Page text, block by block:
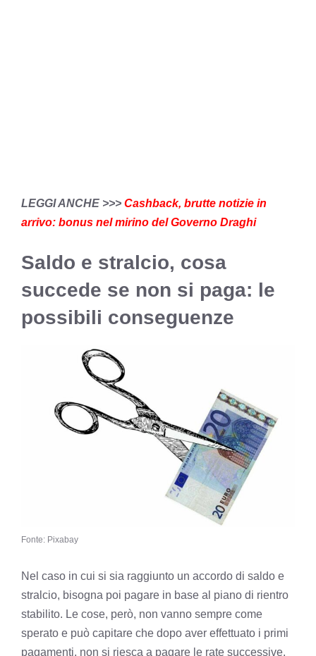
LEGGI ANCHE >>> Cashback, brutte notizie in
arrivo: bonus nel mirino del Governo Draghi
Saldo e stralcio, cosa
succede se non si paga: le
possibili conseguenze
Fonte: Pixabay
Nel caso in cui si sia raggiunto un accordo di saldo e
stralcio, bisogna poi pagare in base al piano di rientro
stabilito. Le cose, però, non vanno sempre come
sperato e può capitare che dopo aver effettuato i primi
pagamenti, non si riesca a pagare le rate successive.